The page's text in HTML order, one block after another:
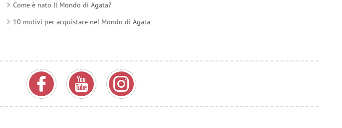
Come è nato Il Mondo di Agata?
10 motivi per acquistare nel Mondo di Agata